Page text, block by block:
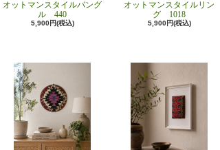
オットマンスタイルバング
ル 440
5,900円(税込)
オットマンスタイルリン
グ 1018
5,900円(税込)